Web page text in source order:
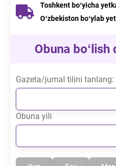
Toshkent boʻyicha
Oʻzbekiston boʻylab
Obuna
Gazeta/jurnal tilini tanlang:
Obuna yili